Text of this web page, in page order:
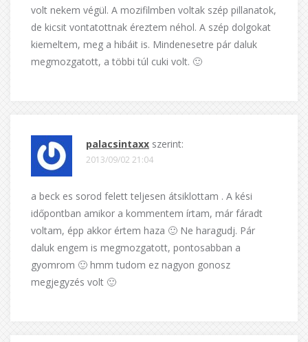
volt nekem végül. A mozifilmben voltak szép pillanatok,
de kicsit vontatottnak éreztem néhol. A szép dolgokat
kiemeltem, meg a hibáit is. Mindenesetre pár daluk
megmozgatott, a többi túl cuki volt. 🙂
palacsintaxx szerint:
2013/09/02 21:04
a beck es sorod felett teljesen átsiklottam . A kési
időpontban amikor a kommentem írtam, már fáradt
voltam, épp akkor értem haza 🙂 Ne haragudj. Pár
daluk engem is megmozgatott, pontosabban a
gyomrom 🙂 hmm tudom ez nagyon gonosz
megjegyzés volt 🙂